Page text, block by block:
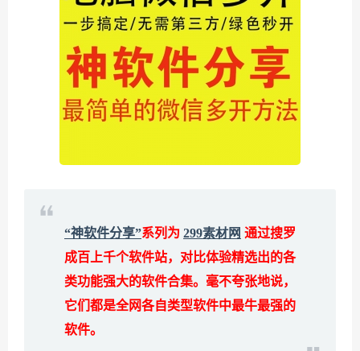
“神软件分享”系列为 299素材网 通过搜罗
成百上千个软件站，对比体验精选出的各
类功能强大的软件合集。毫不夸张地说，
它们都是全网各自类型软件中最牛最强的
软件。